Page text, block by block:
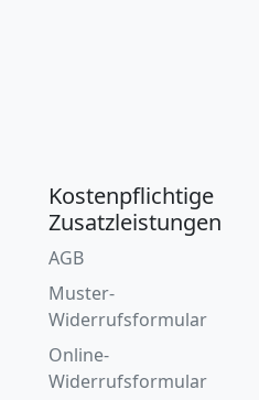
Kostenpflichtige
Zusatzleistungen
AGB
Muster-
Widerrufsformular
Online-
Widerrufsformular